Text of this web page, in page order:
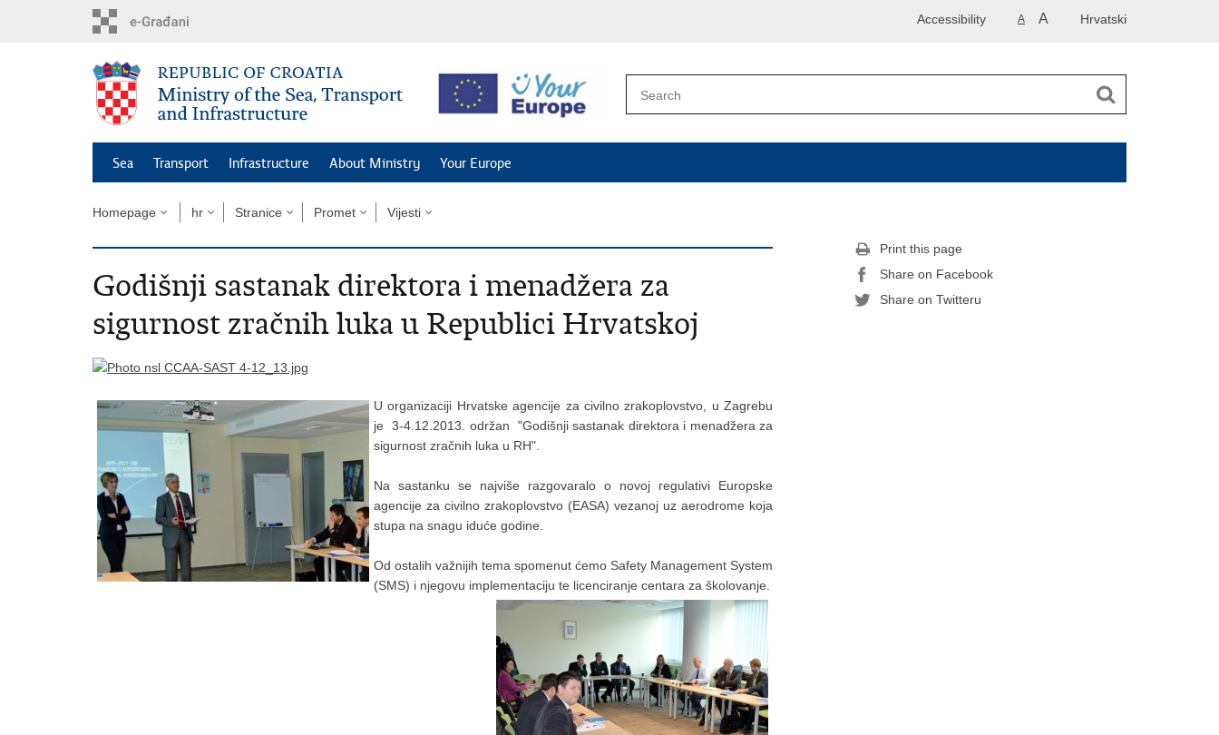
Hrvatski
A A
Accessibility
Sea Transport Infrastructure About Ministry Your Europe
Homepage hr Stranice Promet Vijesti
Godišnji sastanak direktora i menadžera za
sigurnost zračnih luka u Republici Hrvatskoj
U organizaciji Hrvatske agencije za civilno zrakoplovstvo, u Zagrebu
je 3-4.12.2013. održan "Godišnji sastanak direktora i menadžera za
sigurnost zračnih luka u RH".
Na sastanku se najviše razgovaralo o novoj regulativi Europske
agencije za civilno zrakoplovstvo (EASA) vezanoj uz aerodrome koja
stupa na snagu iduće godine.
Od ostalih važnijih tema spomenut ćemo Safety Management System
(SMS) i njegovu implementaciju te licenciranje centara za školovanje.
Print this page
Share on Facebook
Share on Twitteru